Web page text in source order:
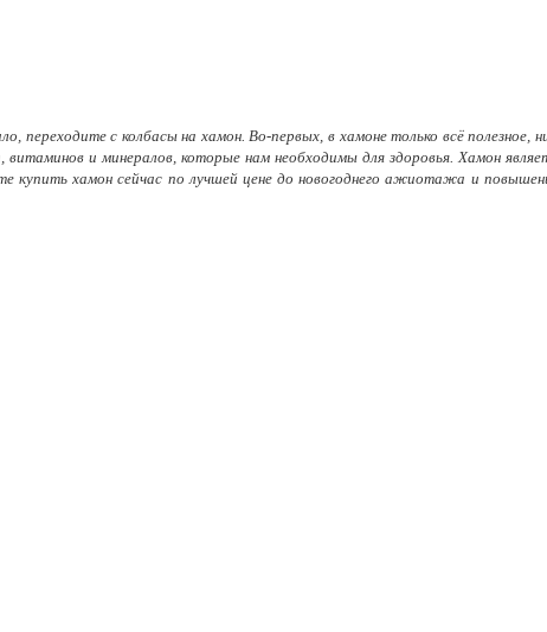
переходите с колбасы на хамон. Во-первых, в хамоне только всё полезное,
и минералов, которые нам необходимы для здоровья. Хамон
купить хамон сейчас по лучшей цене до новогоднего ажиотажа и